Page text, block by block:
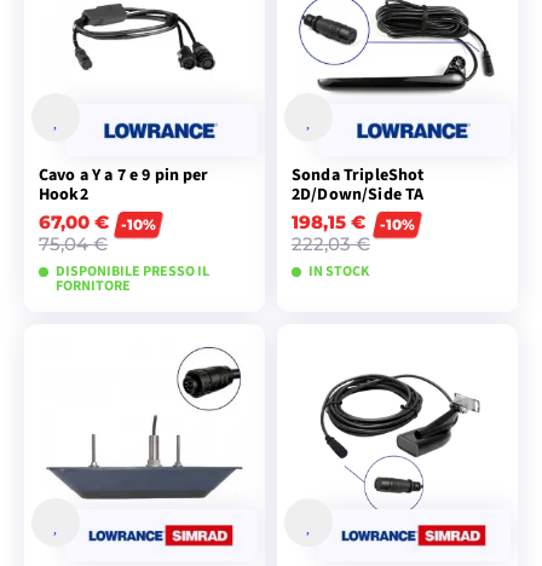
Cavo a Y a 7 e 9 pin per
Hook2
67,00 €
75,04 €
-10%
DISPONIBILE PRESSO IL
FORNITORE
AGGIUNGI AL
CARRELLO
Sonda TripleShot
2D/Down/Side TA
198,15 €
222,03 €
-10%
IN STOCK
CARRELLO